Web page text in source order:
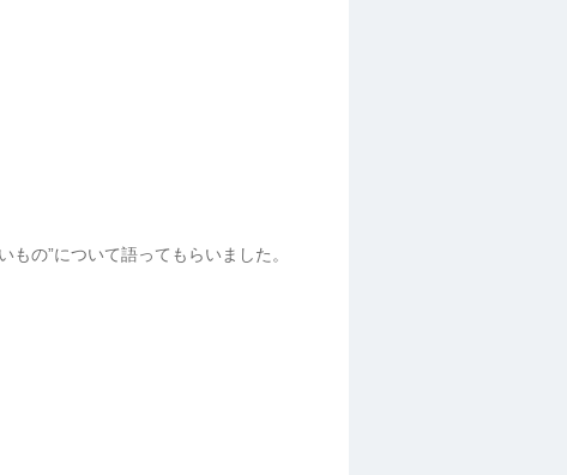
の”について語ってもらいました。